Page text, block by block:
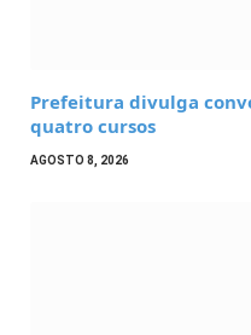
Prefeitura divulga
quatro cursos
AGOSTO 8, 2026